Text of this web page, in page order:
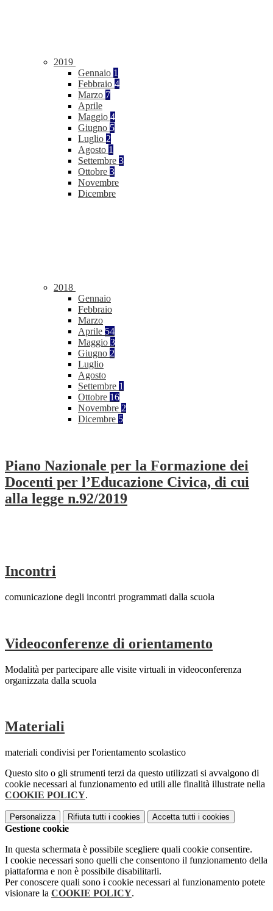
2019
Gennaio 1
Febbraio 4
Marzo 7
Aprile
Maggio 4
Giugno 5
Luglio 2
Agosto 1
Settembre 3
Ottobre 3
Novembre
Dicembre
2018
Gennaio
Febbraio
Marzo
Aprile 54
Maggio 3
Giugno 2
Luglio
Agosto
Settembre 1
Ottobre 16
Novembre 2
Dicembre 5
Piano Nazionale per la Formazione dei
Docenti per l’Educazione Civica, di cui
alla legge n.92/2019
Incontri
comunicazione degli incontri programmati dalla scuola
Videoconferenze di orientamento
Modalità per partecipare alle visite virtuali in videoconferenza
organizzata dalla scuola
Materiali
materiali condivisi per l'orientamento scolastico
Questo sito o gli strumenti terzi da questo utilizzati si avvalgono di
cookie necessari al funzionamento ed utili alle finalità illustrate nella
COOKIE POLICY.
Personalizza Rifiuta tutti i cookies Accetta tutti i cookies
Gestione cookie
In questa schermata è possibile scegliere quali cookie consentire.
I cookie necessari sono quelli che consentono il funzionamento della
piattaforma e non è possibile disabilitarli.
Per conoscere quali sono i cookie necessari al funzionamento potete
visionare la COOKIE POLICY.